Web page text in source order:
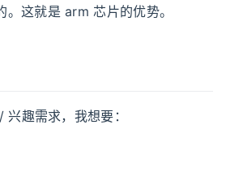
。这就是 arm 芯片的优势。
趣需求，我想要：